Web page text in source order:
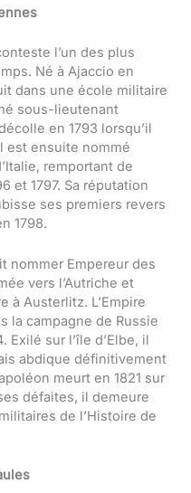
l’un des plus
Né à Ajaccio en
dans une école militaire
sous-lieutenant
en 1793 lorsqu’il
est ensuite nommé
remportant de
et 1797. Sa réputation
ses premiers revers
1798.
nommer Empereur des
vers l’Autriche et
à Austerlitz. L’Empire
la campagne de Russie
Exilé sur l’île d’Elbe, il
abdique définitivement
meurt en 1821 sur
défaites, il demeure
de l’Histoire de